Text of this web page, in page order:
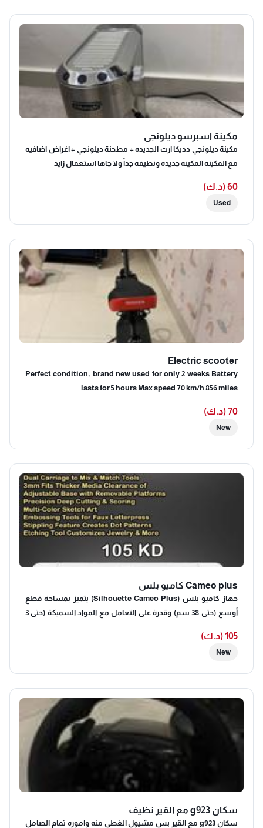
مكينة اسبرسو ديلونجي
مكينة ديلونجي دديكا ارت الجديده + مطحنة ديلونجي + اغراض اضافيه
مع المكينه المكينه جديده ونظيفه جداً ولا جاها استعمال زايد
60 (د.ك)
Used
Electric scooter
Perfect condition, brand new used for only 2 weeks Battery
lasts for 5 hours Max speed 70 km/h 856 miles
70 (د.ك)
New
Cameo plus كاميو بلس
جهاز كاميو بلس (Silhouette Cameo Plus) يتميز بمساحة قطع
أوسع (حتى 38 سم) وقدرة على التعامل مع المواد السميكة (حتى 3
قطع محسنة، وهو مثالي للمبدعين الذين يحتاجون لقص مواد
105 (د.ك)
New
سكان g923 مع القير نظيف
سكان g923 مع القير بس مشيول الغطى منه واموره تمام الصامل